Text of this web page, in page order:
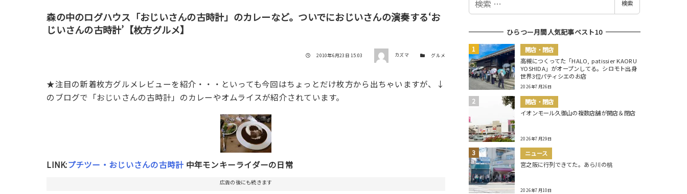
森の中のログハウス「おじいさんの古時計」のカレーなど。ついでにおじいさんの演奏する‘お
じいさんの古時計’【枚方グルメ】
投稿日
2010年6月23日 15:03 著者 カズマ カテゴリー
グルメ
★注目の新着枚方グルメレビューを紹介・・・といっても今回はちょっとだけ枚方から出ちゃいますが、↓
のブログで「おじいさんの古時計」のカレーやオムライスが紹介されています。
LINK:プチツー・おじいさんの古時計中年モンキーライダーの日常
広告の後にも続きます
検索
ひらつー月間人気記事ベスト10
開店・閉店
高槻につくってた「HALO, patissier KAORU
YOSHIDA」がオープンしてる。シロモト出身
世界3位パティシエのお店
2026年7月26日
開店・閉店
イオンモール久御山の複数店舗が開店＆閉店
2026年7月29日
ニュース
宮之阪に行列できてた。あら川の桃
2026年7月10日